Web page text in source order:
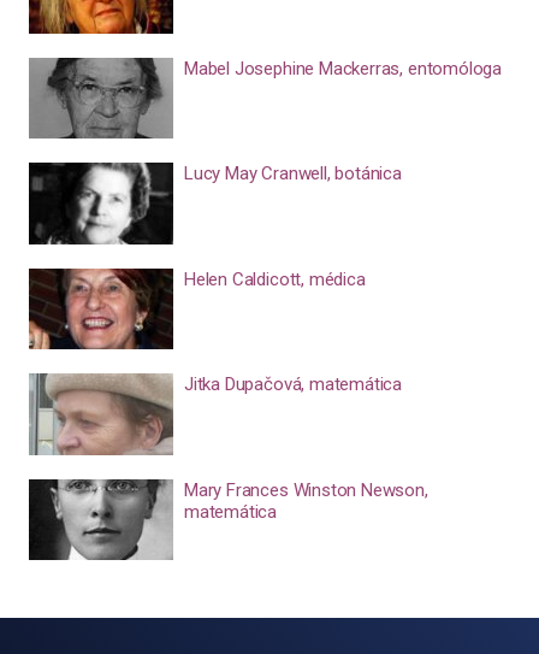
Mabel Josephine Mackerras, entomóloga
Lucy May Cranwell, botánica
Helen Caldicott, médica
Jitka Dupačová, matemática
Mary Frances Winston Newson,
matemática